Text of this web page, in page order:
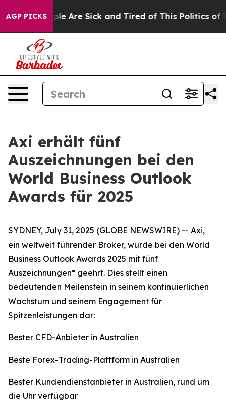
AGP PICKS
“People Are Sick and Tired of This Politics of
Axi erhält fünf
Auszeichnungen bei den
World Business Outlook
Awards für 2025
SYDNEY, July 31, 2025 (GLOBE NEWSWIRE) -- Axi,
ein weltweit führender Broker, wurde bei den World
Business Outlook Awards 2025 mit fünf
Auszeichnungen* geehrt. Dies stellt einen
bedeutenden Meilenstein in seinem kontinuierlichen
Wachstum und seinem Engagement für
Spitzenleistungen dar:
Bester CFD-Anbieter in Australien
Beste Forex-Trading-Plattform in Australien
Bester Kundendienstanbieter in Australien, rund um
die Uhr verfügbar